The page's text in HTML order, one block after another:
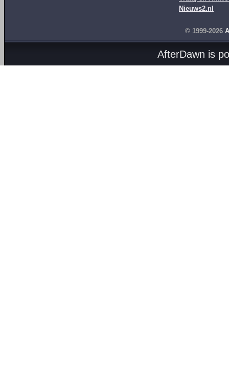
Nieuws2.nl
© 1999-2026
AfterDawn is